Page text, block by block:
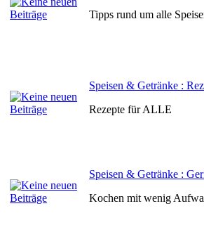
Tipps rund um alle
Speisen & Getränke :
Rezepte für ALLE
Speisen & Getränke :
Kochen mit wenig